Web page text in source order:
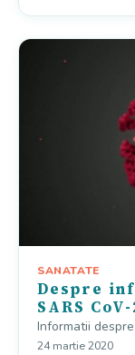
SANATATE
Despre
SARS
Informatii
24 martie 2020